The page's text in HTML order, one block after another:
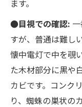
ます。
●目視での確認:
すが、普通は難し
懐中電灯で中を覗
た木材部分に黒や
カビです。コンク
り、蜘蛛の巣状の